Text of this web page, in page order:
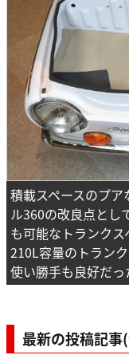
積載スペースのプ
ル360の改良点とし
も可能なトランク
210L容量のトラン
使い勝手も良好だっ
最新の投稿記事